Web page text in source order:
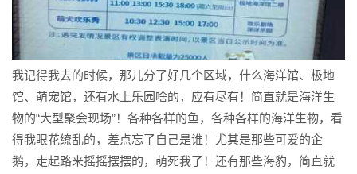
我记得我去的时候，那儿分了好几个区域，什么海洋馆、极地
馆、萌宠馆，还有水上乐园啥的，应有尽有！简直就是海洋生
物的“大型聚会现场”！各种各样的鱼，各种各样的海洋生物，看
得我眼花缭乱的，差点忘了自己是谁！尤其是那些可爱的企
鹅，走起路来摇摇摆摆的，萌死我了！还有那些海豹，简直就